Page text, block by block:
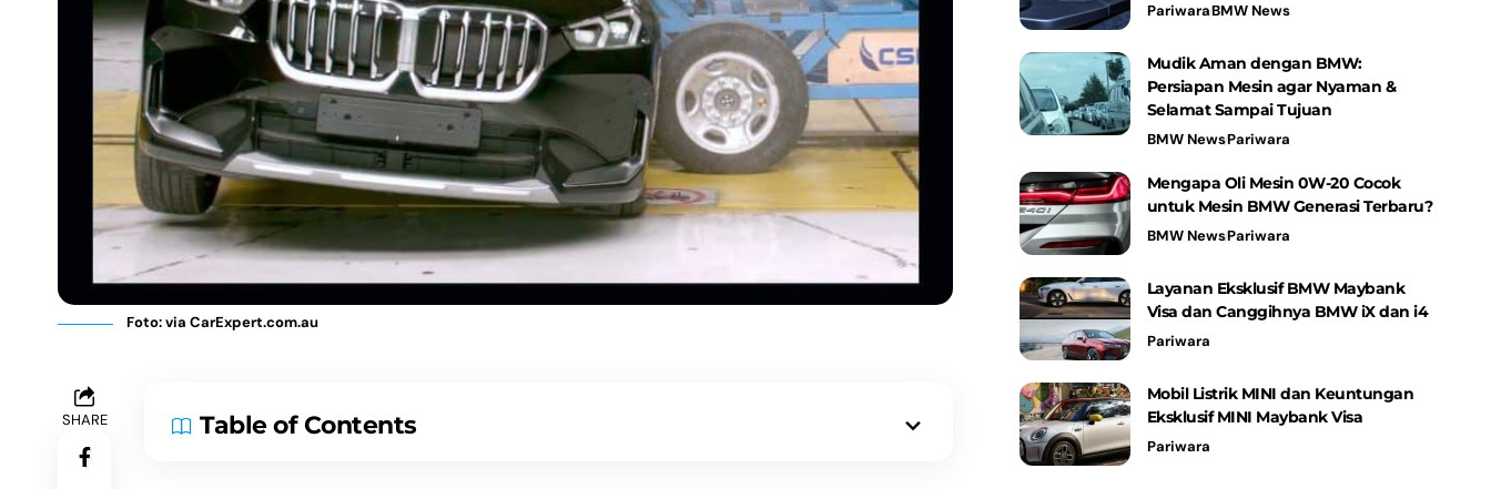
Foto: via CarExpert.com.au
SHARE Table of Contents
PariwaraBMW News
Mudik Aman dengan BMW:
Persiapan Mesin agar Nyaman &
Selamat Sampai Tujuan
BMW NewsPariwara
Mengapa Oli Mesin 0W-20 Cocok
untuk Mesin BMW Generasi Terbaru?
BMW NewsPariwara
Layanan Eksklusif BMW Maybank
Visa dan Canggihnya BMW iX dan i4
Pariwara
Mobil Listrik MINI dan Keuntungan
Eksklusif MINI Maybank Visa
Pariwara